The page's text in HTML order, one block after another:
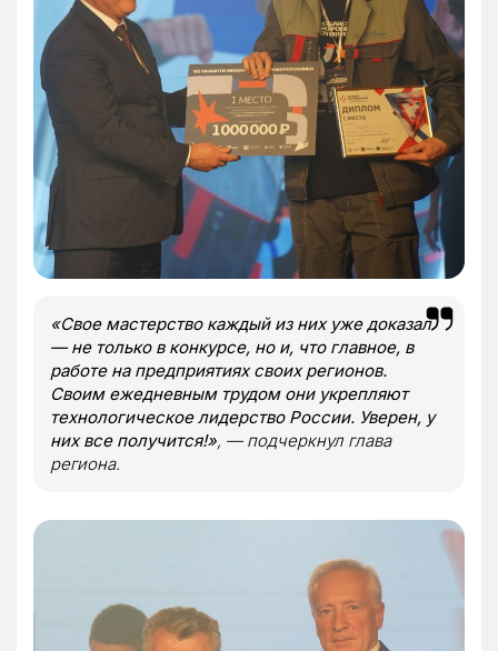
«Свое мастерство каждый из них уже доказал
— не только в конкурсе, но и, что главное, в
работе на предприятиях своих регионов.
Своим ежедневным трудом они укрепляют
технологическое лидерство России. Уверен, у
них все получится!», — подчеркнул глава
региона.